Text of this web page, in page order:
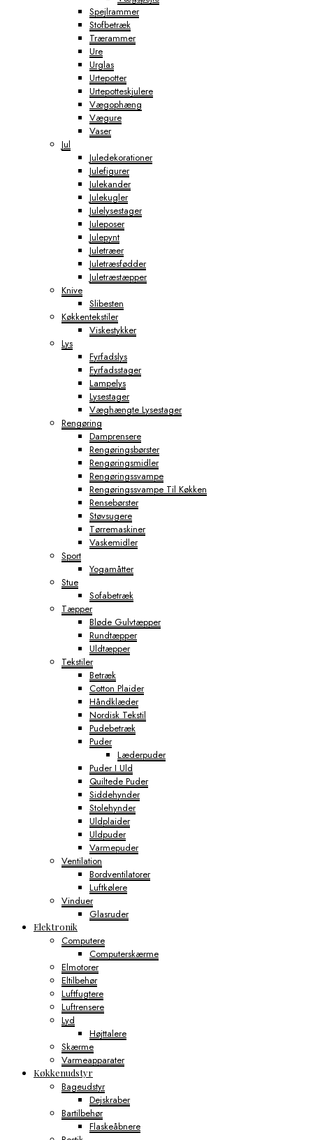
Spejlrammer
Stofbetræk
Trærammer
Ure
Urglas
Urtepotter
Urtepotteskjulere
Vægophæng
Vægure
Vaser
Jul
Juledekorationer
Julefigurer
Julekander
Julekugler
Julelysestager
Juleposer
Julepynt
Juletræer
Juletræsfødder
Juletræstæpper
Knive
Slibesten
Køkkentekstiler
Viskestykker
Lys
Fyrfadslys
Fyrfadsstager
Lampelys
Lysestager
Væghængte Lysestager
Rengøring
Damprensere
Rengøringsbørster
Rengøringsmidler
Rengøringssvampe
Rengøringssvampe Til Køkken
Rensebørster
Støvsugere
Tørremaskiner
Vaskemidler
Sport
Yogamåtter
Stue
Sofabetræk
Tæpper
Bløde Gulvtæpper
Rundtæpper
Uldtæpper
Tekstiler
Betræk
Cotton Plaider
Håndklæder
Nordisk Tekstil
Pudebetræk
Puder
Læderpuder
Puder I Uld
Quiltede Puder
Siddehynder
Stolehynder
Uldplaider
Uldpuder
Varmepuder
Ventilation
Bordventilatorer
Luftkølere
Vinduer
Glasruder
Elektronik
Computere
Computerskærme
Elmotorer
Eltilbehør
Luftfugtere
Luftrensere
Lyd
Højttalere
Skærme
Varmeapparater
Køkkenudstyr
Bageudstyr
Dejskraber
Bartilbehør
Flaskeåbnere